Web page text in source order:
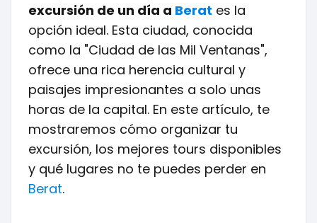
excursión de un día a Berat es la
opción ideal. Esta ciudad, conocida
como la "Ciudad de las Mil Ventanas",
ofrece una rica herencia cultural y
paisajes impresionantes a solo unas
horas de la capital. En este artículo, te
mostraremos cómo organizar tu
excursión, los mejores tours disponibles
y qué lugares no te puedes perder en
Berat.